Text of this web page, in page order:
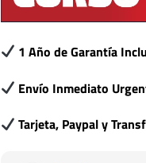
1 Año de Garantía
Envío Inmediato
Tarjeta, Paypal y